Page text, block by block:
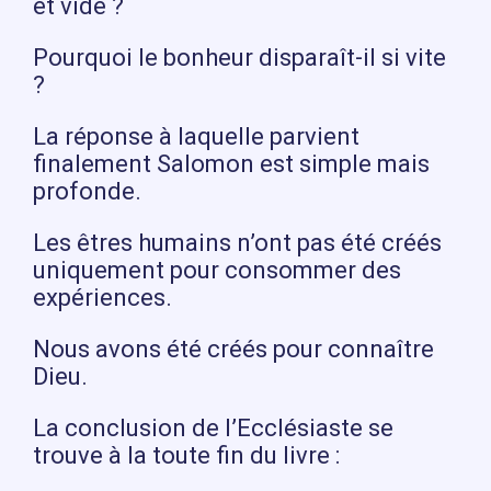
et vide ?
Pourquoi le bonheur disparaît-il si vite
?
La réponse à laquelle parvient
finalement Salomon est simple mais
profonde.
Les êtres humains n’ont pas été créés
uniquement pour consommer des
expériences.
Nous avons été créés pour connaître
Dieu.
La conclusion de l’Ecclésiaste se
trouve à la toute fin du livre :